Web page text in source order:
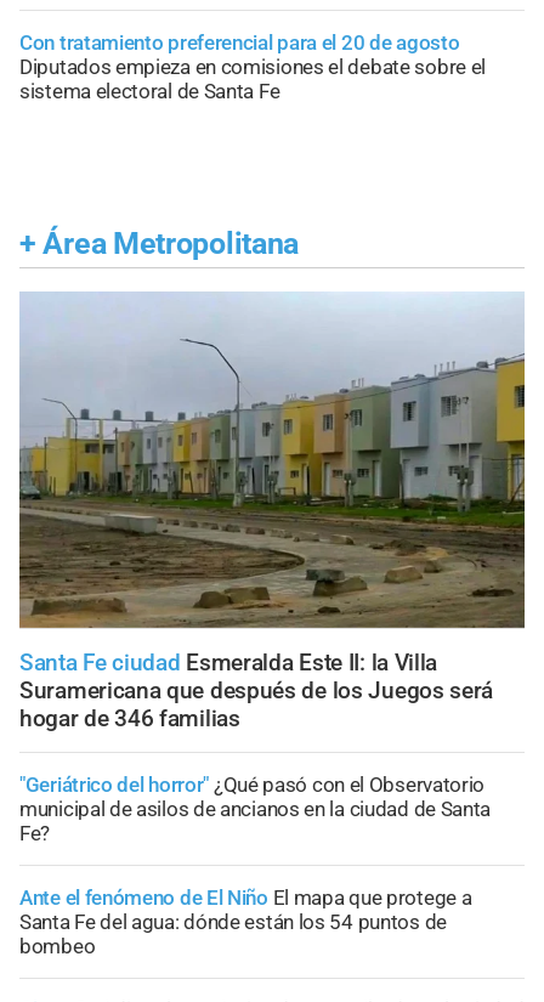
Con tratamiento preferencial para el 20 de agosto
Diputados empieza en comisiones el debate sobre el
sistema electoral de Santa Fe
+ Área Metropolitana
Santa Fe ciudad Esmeralda Este II: la Villa
Suramericana que después de los Juegos será
hogar de 346 familias
"Geriátrico del horror" ¿Qué pasó con el Observatorio
municipal de asilos de ancianos en la ciudad de Santa
Fe?
Ante el fenómeno de El Niño El mapa que protege a
Santa Fe del agua: dónde están los 54 puntos de
bombeo